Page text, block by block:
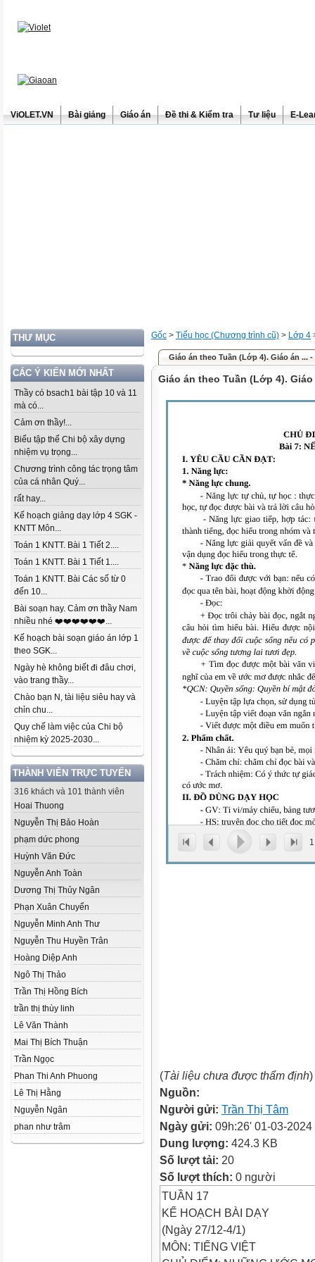
ViOLET.VN Bài giảng Giáo án Đề thi & Kiểm tra Tư liệu E-
THƯ MỤC
CÁC Ý KIẾN MỚI NHẤT
Thầy có bsach1 bài tập 10 và 11
mà có...
Cảm ơn thầy!...
Biểu tập thể Chi bộ xây dựng
nhiệm vụ trọng...
Chương trình công tác trọng tâm
của cá nhân Quý...
rất hay...
Kế hoạch giảng dạy lớp 4 SGK -
KNTT Môn...
Toán 1 KNTT. Bài 1 Tiết 2....
Toán 1 KNTT. Bài 1 Tiết 1....
Toán 1 KNTT. Bài Các số từ 0
đến 10...
Bài soạn hay. Cảm ơn thầy Nam
nhiều nhé ❤️❤️❤️❤️❤️❤️...
Kế hoạch bài soạn giáo án lớp 1
theo SGK...
Ngày hè không biết đi đâu chơi,
vào trang thầy...
Chào bạn N, tài liệu siêu hay và
chỉn chu...
Quy chế làm việc của Chi bộ
nhiệm kỳ 2025-2030...
THÀNH VIÊN TRỰC TUYẾN
316 khách và 101 thành viên
Hoai Thuong
Nguyễn Thị Bảo Hoàn
phạm dức phong
Huỳnh Văn Đức
Nguyễn Anh Toàn
Dương Thị Thủy Ngân
Phạn Xuân Chuyển
Nguyễn Minh Anh Thư
Nguyễn Thu Huyền Trân
Hoàng Diệp Anh
Ngô Thị Thảo
Trần Thị Hồng Bích
trần thị thùy linh
Lê Văn Thành
Mai Thị Bích Thuận
Trần Ngọc
Phan Thi Anh Phuong
Lê Thị Hằng
Nguyễn Ngân
phan như trâm
Gốc > Tiểu học (Chương trình cũ) > Lớp 4
Giáo án theo Tuần (Lớp 4). Giáo án ...
Giáo án theo Tuần (Lớp 4).
1
(Tài liệu chưa được thẩm định)
Nguồn:
Người gửi: Trần Thị Tâm
Ngày gửi: 09h:26' 01-03-2024
Dung lượng: 424.3 KB
Số lượt tải: 20
Số lượt thích: 0 người
TUẦN 17
KẾ HOẠCH BÀI DẠY
(Ngày 27/12-4/1)
MÔN: TIẾNG VIỆT